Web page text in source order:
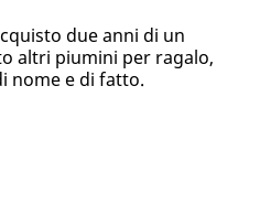
due anni di un
altri piumini per ragalo,
nome e di fatto.